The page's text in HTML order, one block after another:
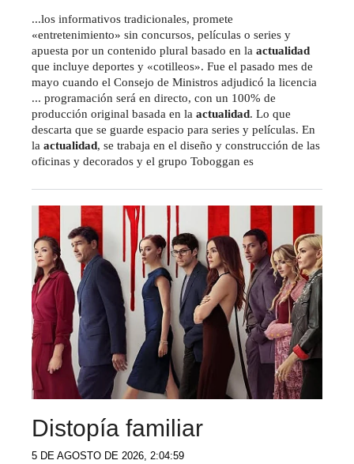
...los informativos tradicionales, promete
«entretenimiento» sin concursos, películas o series y
apuesta por un contenido plural basado en la actualidad
que incluye deportes y «cotilleos». Fue el pasado mes de
mayo cuando el Consejo de Ministros adjudicó la licencia
... programación será en directo, con un 100% de
producción original basada en la actualidad. Lo que
descarta que se guarde espacio para series y películas. En
la actualidad, se trabaja en el diseño y construcción de las
oficinas y decorados y el grupo Toboggan es
Distopía familiar
5 DE AGOSTO DE 2026, 2:04:59